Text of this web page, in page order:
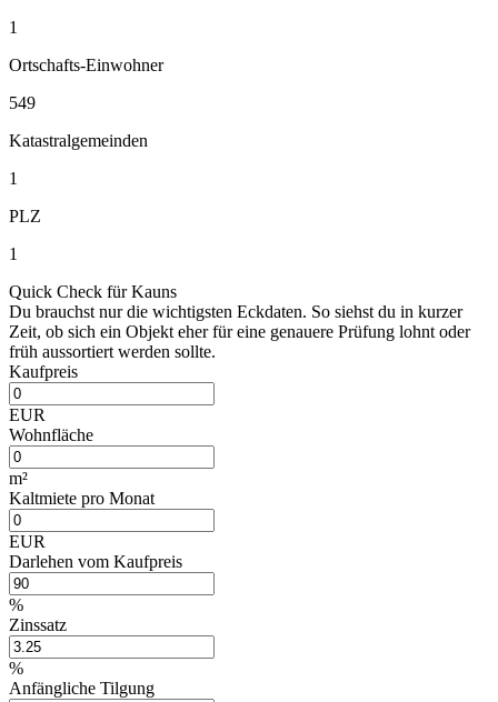
1
Ortschafts-Einwohner
549
Katastralgemeinden
1
PLZ
1
Quick Check für Kauns
Du brauchst nur die wichtigsten Eckdaten. So siehst du in kurzer
Zeit, ob sich ein Objekt eher für eine genauere Prüfung lohnt oder
früh aussortiert werden sollte.
Kaufpreis
EUR
Wohnfläche
m²
Kaltmiete pro Monat
EUR
Darlehen vom Kaufpreis
%
Zinssatz
%
Anfängliche Tilgung